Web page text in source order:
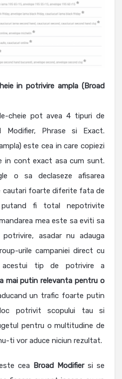
in potrivire ampla (Broad
cheie pot avea 4 tipuri de
Modifier, Phrase si Exact.
este cea in care copiezi
in cont exact asa cum sunt.
o sa declaseze afisarea
cautari foarte diferite fata de
putand fi total nepotrivite
mea este sa eviti sa
asadar nu adauga
urile campaniei direct cu
acestui tip de potrivire a
mai putin relevanta pentru o
un trafic foarte putin
potrivit scopului tau si
pentru o multitudine de
ti vor aduce niciun rezultat.
cea Broad Modifiersi se